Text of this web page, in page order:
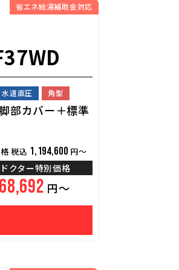
省エネ給湯補助金対応
水道直圧 角型
部カバー＋標準
税込 1,194,600 円～
クター特別価格
円～